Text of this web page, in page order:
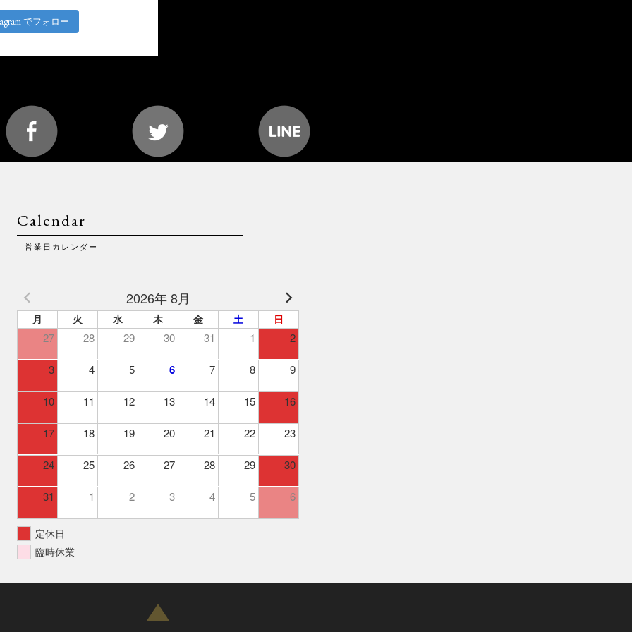
でフォロー
Calendar
営業日カレンダー
2026年 8月
月 火 水 木 金 土 日
27 28 29 30 31 1 2
3 4 5 6 7 8 9
10 11 12 13 14 15 16
17 18 19 20 21 22 23
24 25 26 27 28 29 30
31 1 2 3 4 5 6
定休日
臨時休業